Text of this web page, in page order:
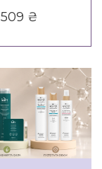
509 ₴